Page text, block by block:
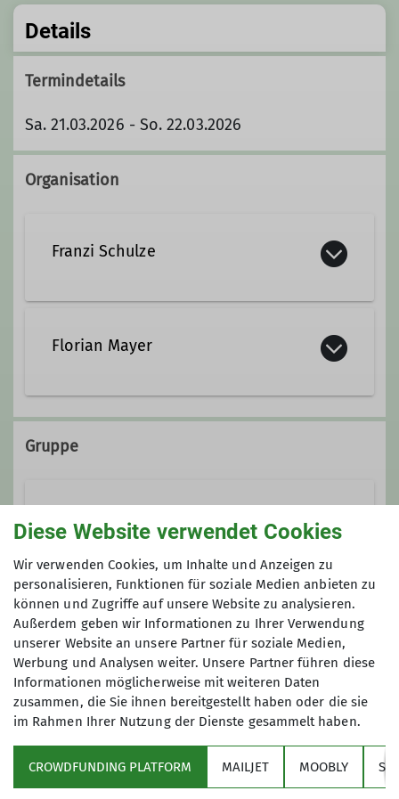
Details
Termindetails
Sa. 21.03.2026 - So. 22.03.2026
Organisation
Franzi Schulze
Qualifikationen
Florian Mayer
+49 170 4460977
Qualifikationen
Tourenführer
Ämter
Beirat Tourenwart
Gruppe
Skitouren
Der Winter ruft, und mit ihm die
Sehnsucht nach weißen Weiten und
unberührten Hängen! Die Skitouren-
Gruppe des Alpenvereins Isny bietet
dir die Möglichkeit, diese
Leidenschaft in einer sicheren und
erfahrenen Gemeinschaft zu leben.
Details
Preis
Die Fahrtkosten werden nach der
Fahrtkostenregelung des DAV-Isny auf die
Teilnehmer umgelegt.
Diese Website verwendet Cookies
Wir verwenden Cookies, um Inhalte und Anzeigen zu
personalisieren, Funktionen für soziale Medien anbieten zu
können und Zugriffe auf unsere Website zu analysieren.
Außerdem geben wir Informationen zu Ihrer Verwendung
unserer Website an unsere Partner für soziale Medien,
Werbung und Analysen weiter. Unsere Partner führen diese
Informationen möglicherweise mit weiteren Daten
zusammen, die Sie ihnen bereitgestellt haben oder die sie
im Rahmen Ihrer Nutzung der Dienste gesammelt haben.
CROWDFUNDING PLATFORM MAILJET MOOBLY